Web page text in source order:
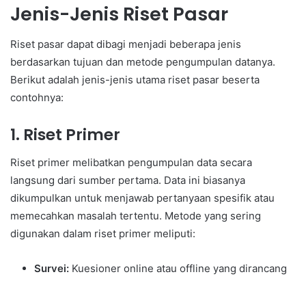
Jenis-Jenis Riset Pasar
Riset pasar dapat dibagi menjadi beberapa jenis
berdasarkan tujuan dan metode pengumpulan datanya.
Berikut adalah jenis-jenis utama riset pasar beserta
contohnya:
1. Riset Primer
Riset primer melibatkan pengumpulan data secara
langsung dari sumber pertama. Data ini biasanya
dikumpulkan untuk menjawab pertanyaan spesifik atau
memecahkan masalah tertentu. Metode yang sering
digunakan dalam riset primer meliputi:
Survei: Kuesioner online atau offline yang dirancang